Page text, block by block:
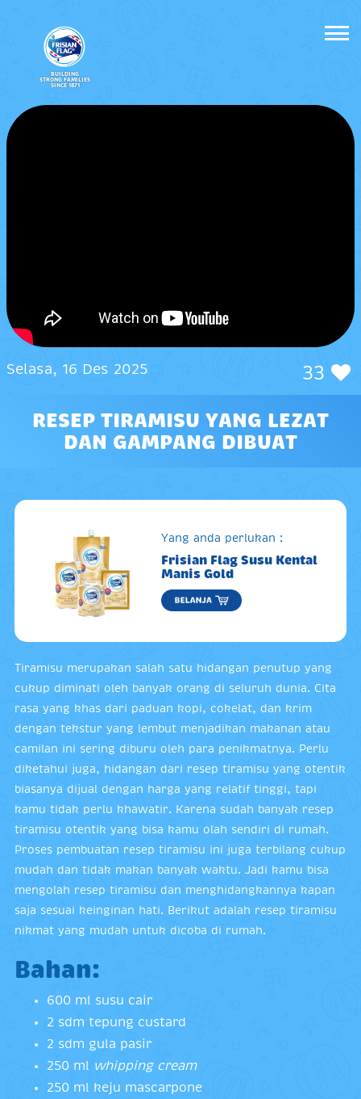
BUILDING
STRONG FAMILIES
SINCE 1871
Selasa, 16 Des 2025 33
RESEP TIRAMISU YANG LEZAT
DAN GAMPANG DIBUAT
Yang anda perlukan :
Frisian Flag Susu Kental
Manis Gold
Tiramisu merupakan salah satu hidangan penutup yang
cukup diminati oleh banyak orang di seluruh dunia. Cita
rasa yang khas dari paduan kopi, cokelat, dan krim
dengan tekstur yang lembut menjadikan makanan atau
camilan ini sering diburu oleh para penikmatnya. Perlu
diketahui juga, hidangan dari resep tiramisu yang otentik
biasanya dijual dengan harga yang relatif tinggi, tapi
kamu tidak perlu khawatir. Karena sudah banyak resep
tiramisu otentik yang bisa kamu olah sendiri di rumah.
Proses pembuatan resep tiramisu ini juga terbilang cukup
mudah dan tidak makan banyak waktu. Jadi kamu bisa
mengolah resep tiramisu dan menghidangkannya kapan
saja sesuai keinginan hati. Berikut adalah resep tiramisu
nikmat yang mudah untuk dicoba di rumah.
Bahan:
600 ml susu cair
2 sdm tepung custard
2 sdm gula pasir
250 ml
whipping cream
250 ml keju mascarpone